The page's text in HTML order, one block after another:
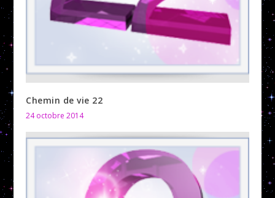
Chemin de vie 22
24 octobre 2014